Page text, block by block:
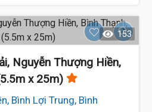
153
Nguyễn Thượng Hiền,
x 25m)
Bình Lợi Trung, Bình